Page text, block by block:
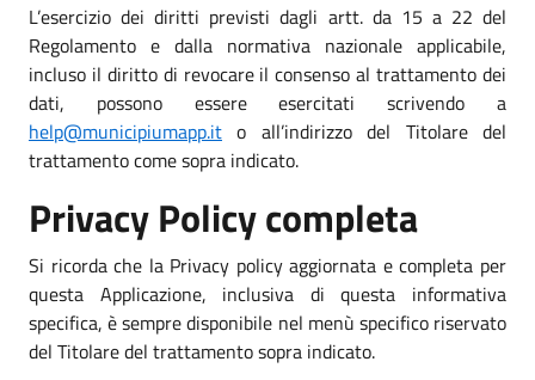
L’esercizio dei diritti previsti dagli artt. da 15 a 22 del
Regolamento e dalla normativa nazionale applicabile,
incluso il diritto di revocare il consenso al trattamento dei
dati, possono essere esercitati scrivendo a
help@municipiumapp.it o all’indirizzo del Titolare del
trattamento come sopra indicato.
Privacy Policy completa
Si ricorda che la Privacy policy aggiornata e completa per
questa Applicazione, inclusiva di questa informativa
specifica, è sempre disponibile nel menù specifico riservato
del Titolare del trattamento sopra indicato.